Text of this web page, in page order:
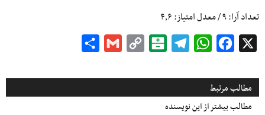
تعداد آرا:۹/ معدل امتیاز:۴٫۶
Facebook
WhatsApp
Telegram
Balatarin
Copy
Gmail
مطالب مرتبط
مطالب بیشتر از این نویسنده